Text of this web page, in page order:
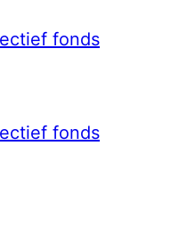
fonds
fonds